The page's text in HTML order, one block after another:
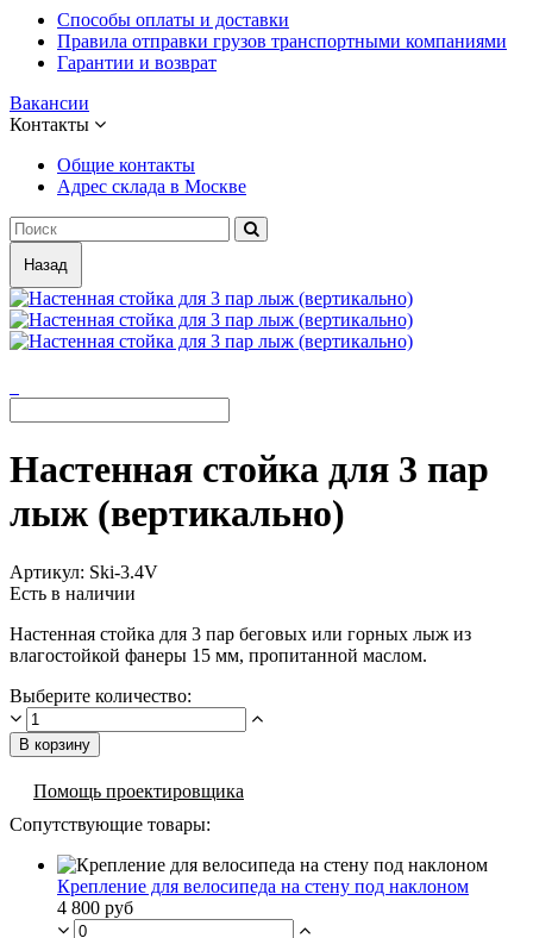
Способы оплаты и доставки
Правила отправки грузов транспортными компаниями
Гарантии и возврат
Вакансии
Контакты
Общие контакты
Адрес склада в Москве
Назад
Настенная стойка для 3 пар
лыж (вертикально)
Артикул: Ski-3.4V
Есть в наличии
Настенная стойка для 3 пар беговых или горных лыж из
влагостойкой фанеры 15 мм, пропитанной маслом.
Выберите количество:
В корзину
Помощь проектировщика
Сопутствующие товары:
Крепление для велосипеда на стену под наклоном
4 800 руб